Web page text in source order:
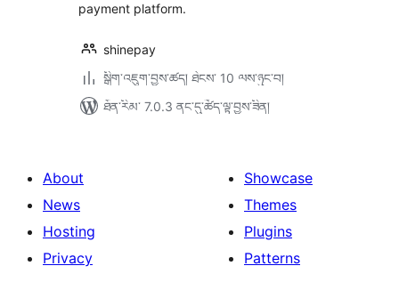
payment platform.
shinepay
སྒྲིག་འཇུག་བྱས་ཚད། ཐེངས་ 10 ལས་ཉུང་བ།
ཐོན་རིམ་ 7.0.3 ནང་དུ་ཚོད་ལྟ་བྱས་ཟིན།
About
News
Hosting
Privacy
Showcase
Themes
Plugins
Patterns